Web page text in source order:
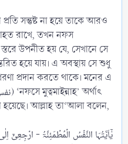
সন্তুষ্ট না হয়ে তাকে আরও
রাখে, তখন নফস
উপনীত হয় যে, সেখানে সে
হয়ে যায়। এ অবস্থায় সে শুধু
প্রদান করতে থাকে। মনের এ
হয়েছে। আল্লাহ তা‘আলা বলেন,
یٰۤاَیَّتُہَا النَّفۡسُ الۡمُطۡمَئِنَّۃُ -